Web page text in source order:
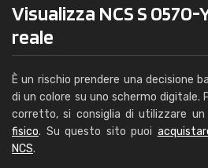
Visualizza NCS S
reale
È un rischio prendere una decisione
di un colore su uno schermo digitale.
corretto, si consiglia di utilizzare un
fisico. Su questo sito puoi
NCS.